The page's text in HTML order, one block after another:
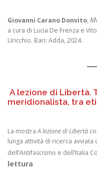
Giovanni Carano Donvito,
a cura di Lucia De Frenza e
Uricchio. Bari: Adda, 2024.
A lezione di Libertà.
meridionalista, tra
La mostraA lezione di Libertà
lunga attività di ricerca avviata
dell’Antifascismo e dell’Italia
lettura